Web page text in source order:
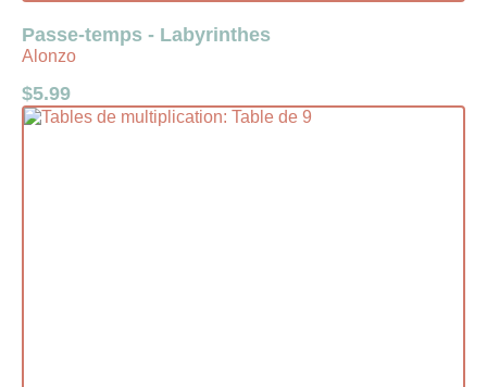
Passe-temps - Labyrinthes
Alonzo
$5.99